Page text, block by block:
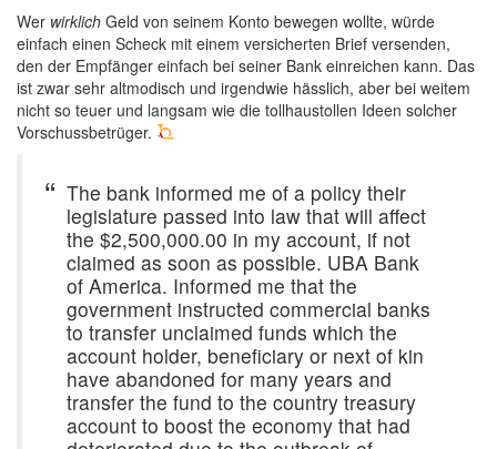
Wer wirklich Geld von seinem Konto bewegen wollte, würde
einfach einen Scheck mit einem versicherten Brief versenden,
den der Empfänger einfach bei seiner Bank einreichen kann. Das
ist zwar sehr altmodisch und irgendwie hässlich, aber bei weitem
nicht so teuer und langsam wie die tollhaustollen Ideen solcher
Vorschussbetrüger.
The bank informed me of a policy their
legislature passed into law that will affect
the $2,500,000.00 in my account, if not
claimed as soon as possible. UBA Bank
of America. Informed me that the
government instructed commercial banks
to transfer unclaimed funds which the
account holder, beneficiary or next of kin
have abandoned for many years and
transfer the fund to the country treasury
account to boost the economy that had